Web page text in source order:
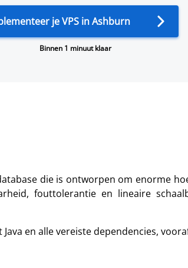
je VPS in Ashburn
Binnen 1 minuut klaar
die is ontworpen om enorme
fouttolerantie en lineaire
en alle vereiste dependencies,